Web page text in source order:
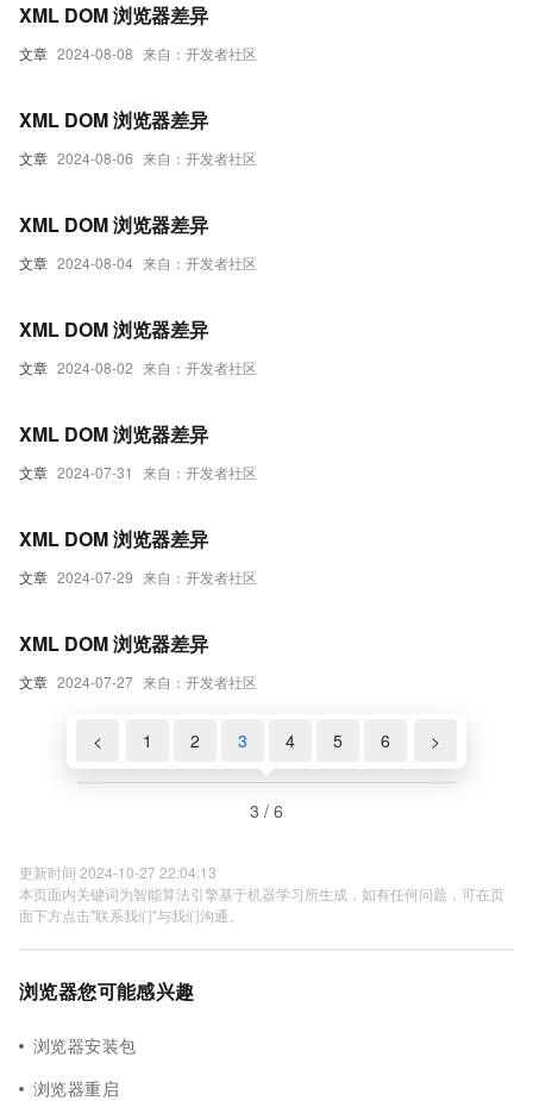
文章 2024-08-08 来自：开发者社区
XML DOM 浏览器差异
文章 2024-08-06 来自：开发者社区
XML DOM 浏览器差异
文章 2024-08-04 来自：开发者社区
XML DOM 浏览器差异
文章 2024-08-02 来自：开发者社区
XML DOM 浏览器差异
文章 2024-07-31 来自：开发者社区
XML DOM 浏览器差异
文章 2024-07-29 来自：开发者社区
XML DOM 浏览器差异
文章 2024-07-27 来自：开发者社区
XML DOM 浏览器差异
< 1 2 3 4 5 6 >
3 / 6
更新时间 2024-10-27 22:04:13
本页面内关键词为智能算法引擎基于机器学习所生成，如有任何问题，可在页
面下方点击"联系我们"与我们沟通。
浏览器您可能感兴趣
浏览器安装包
浏览器重启